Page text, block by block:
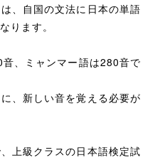
、自国の文法に日本の単語
ります。
、ミャンマー語は280音で
、新しい音を覚える必要が
上級クラスの日本語検定試